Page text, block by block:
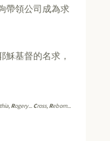
帶領公司成為求
穌基督的名求，
Rogery... Cross, Reborn...